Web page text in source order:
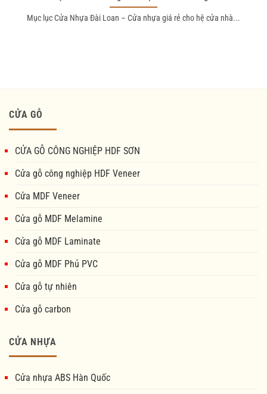
Mục lục Cửa Nhựa Đài Loan – Cửa nhựa giá rẻ cho hệ cửa nhà...
CỬA GỖ
CỬA GỖ CÔNG NGHIỆP HDF SƠN
Cửa gỗ công nghiệp HDF Veneer
Cửa MDF Veneer
Cửa gỗ MDF Melamine
Cửa gỗ MDF Laminate
Cửa gỗ MDF Phủ PVC
Cửa gỗ tự nhiên
Cửa gỗ carbon
CỬA NHỰA
Cửa nhựa ABS Hàn Quốc